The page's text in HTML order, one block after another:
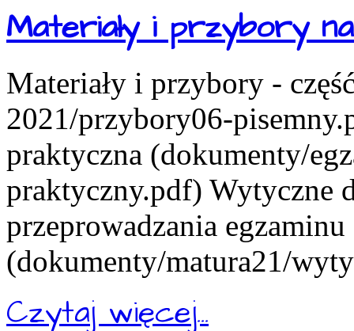
Materiały i przybory
Materiały i przybory -
2021/przybory06-
praktyczna (dokumenty/
praktyczny.pdf) Wytyczne
przeprowadzania egzaminu
(dokumenty/matura21/
Czytaj więcej...